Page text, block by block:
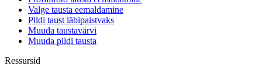
Valge tausta eemaldamine
Pildi taust läbipaistvaks
Muuda taustavärvi
Muuda pildi tausta
Ressursid